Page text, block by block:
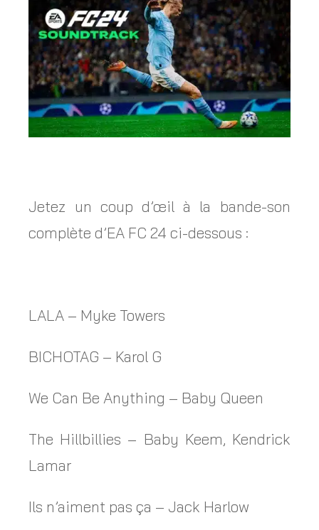
Jetez un coup d’œil à la bande-son
complète d’EA FC 24 ci-dessous :
LALA – Myke Towers
BICHOTAG – Karol G
We Can Be Anything – Baby Queen
The Hillbillies – Baby Keem, Kendrick
Lamar
Ils n’aiment pas ça – Jack Harlow